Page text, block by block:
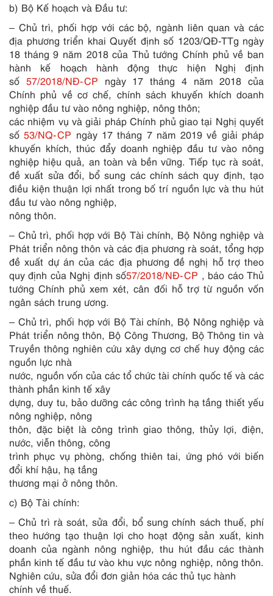
b) Bộ Kế hoạch và Đầu tư:
– Chủ trì, phối hợp với các bộ, ngành liên quan và các
địa phương triển khai Quyết định số 1203/QĐ-TTg ngày
18 tháng 9 năm 2018 của Thủ tướng Chính phủ về ban
hành kế hoạch hành động thực hiện Nghị định
số 57/2018/NĐ-CP ngày 17 tháng 4 năm 2018 của
Chính phủ về cơ chế, chính sách khuyến khích doanh
nghiệp đầu tư vào nông nghiệp, nông thôn;
các nhiệm vụ và giải pháp Chính phủ giao tại Nghị quyết
số 53/NQ-CP ngày 17 tháng 7 năm 2019 về giải pháp
khuyến khích, thúc đẩy doanh nghiệp đầu tư vào nông
nghiệp hiệu quả, an toàn và bền vững. Tiếp tục rà soát,
đề xuất sửa đổi, bổ sung các chính sách quy định, tạo
điều kiện thuận lợi nhất trong bốtrí nguồn lực và thu hút
đầu tư vào nông nghiệp,
nông thôn.
– Chủ trì, phối hợp với Bộ Tài chính, Bộ Nông nghiệp và
Phát triển nông thôn và các địa phương rà soát, tổng hợp
đề xuất dự án của các địa phương đề nghị hỗ trợ theo
quy định của Nghị định số57/2018/NĐ-CP , báo cáo Thủ
tướng Chính phủ xem xét, cân đối hỗ trợ từ nguồn vốn
ngân sách trung ương.
– Chủ trì, phối hợp với Bộ Tài chính, Bộ Nông nghiệp và
Phát triển nông thôn, Bộ Công Thương, Bộ Thông tin và
Truyền thông nghiên cứu xây dựng cơ chế huy động các
nguồn lực nhà
nước, nguồn vốn của các tổ chức tài chính quốc tế và các
thành phần kinh tế xây
dựng, duy tu, bảo dưỡng các công trình hạ tầng thiết yếu
nông nghiệp, nông
thôn, đặc biệt là công trình giao thông, thủy lợi, điện,
nước, viễn thông, công
trình phục vụ phòng, chống thiên tai, ứng phó với biến
đổi khí hậu, hạ tầng
thương mại ở nông thôn.
c) Bộ Tài chính:
– Chủ trì rà soát, sửa đổi, bổ sung chính sách thuế, phí
theo hướng tạo thuận lợi cho hoạt động sản xuất, kinh
doanh của ngành nông nghiệp, thu hút đầu các thành
phần kinh tế đầu tư vào khu vực nông nghiệp, nông thôn.
Nghiên cứu, sửa đổi đơn giản hóa các thủ tục hành
chính về thuế.